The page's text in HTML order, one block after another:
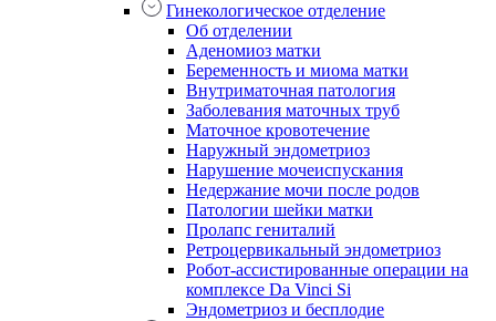
Гинекологическое отделение
Об отделении
Аденомиоз матки
Беременность и миома матки
Внутриматочная патология
Заболевания маточных труб
Маточное кровотечение
Наружный эндометриоз
Нарушение мочеиспускания
Недержание мочи после родов
Патологии шейки матки
Пролапс гениталий
Ретроцервикальный эндометриоз
Робот-ассистированные операции на
комплексе Da Vinci Si
Эндометриоз и бесплодие